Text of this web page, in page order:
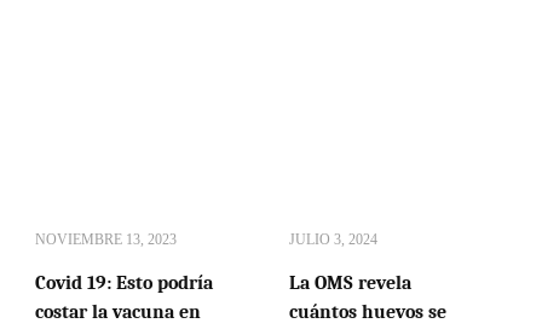
NOVIEMBRE 13, 2023
Covid 19: Esto podría
costar la vacuna en
JULIO 3, 2024
La OMS revela
cuántos huevos se